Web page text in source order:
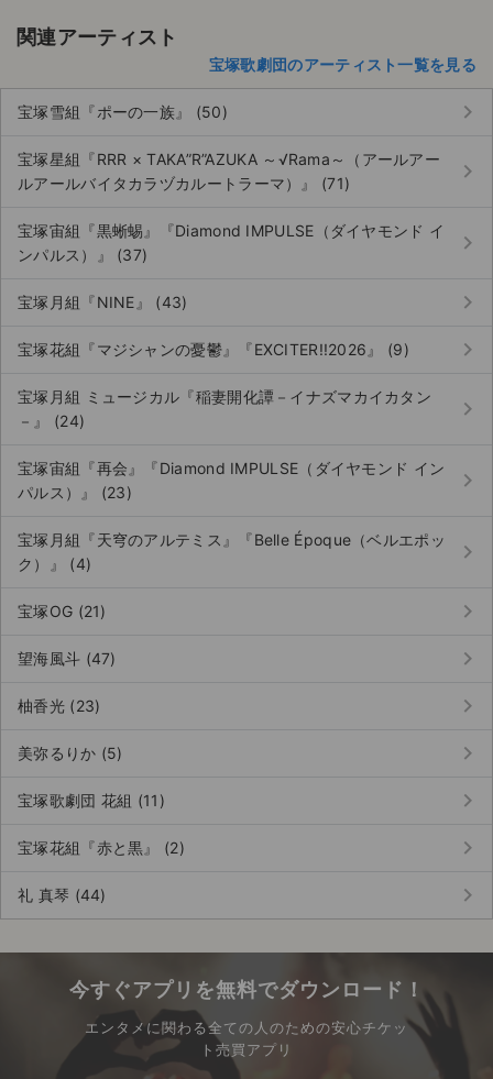
関連アーティスト
宝塚歌劇団のアーティスト一覧を見る
宝塚雪組『ポーの一族』 (50) keyboard_arrow_right
宝塚星組『RRR × TAKA”R”AZUKA ～√Rama～（アールアー
ルアールバイタカラヅカルートラーマ）』 (71)
keyboard_arrow_right
宝塚宙組『黒蜥蜴』『Diamond IMPULSE（ダイヤモンド イ
ンパルス）』 (37)
keyboard_arrow_right
宝塚月組『NINE』 (43) keyboard_arrow_right
宝塚花組『マジシャンの憂鬱』『EXCITER!!2026』 (9) keyboard_arrow_right
宝塚月組 ミュージカル『稲妻開化譚－イナズマカイカタン
－』 (24)
keyboard_arrow_right
宝塚宙組『再会』『Diamond IMPULSE（ダイヤモンド イン
パルス）』 (23)
keyboard_arrow_right
宝塚月組『天穹のアルテミス』『Belle Époque（ベルエポッ
ク）』 (4)
keyboard_arrow_right
宝塚OG (21) keyboard_arrow_right
望海風斗 (47) keyboard_arrow_right
柚香光 (23) keyboard_arrow_right
美弥るりか (5) keyboard_arrow_right
宝塚歌劇団 花組 (11) keyboard_arrow_right
宝塚花組『赤と黒』 (2) keyboard_arrow_right
礼 真琴 (44) keyboard_arrow_right
今すぐアプリを無料でダウンロード！
エンタメに関わる全ての人のための安心チケッ
ト売買アプリ